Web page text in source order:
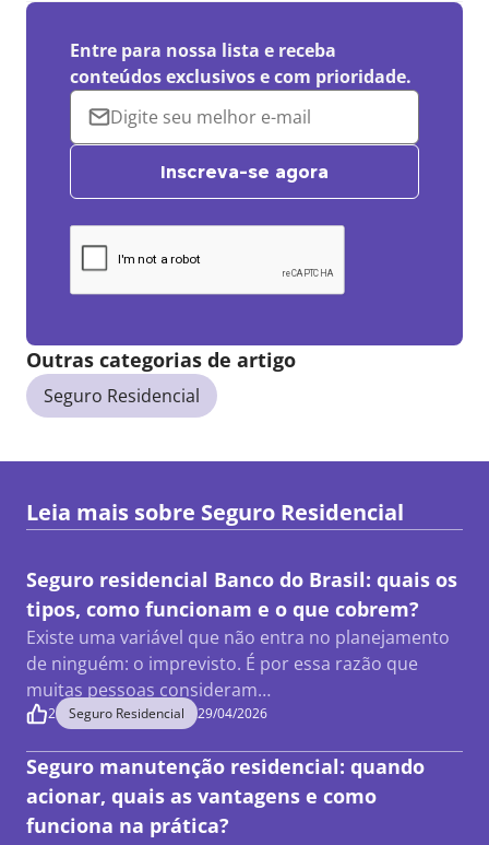
Entre para nossa lista e receba
conteúdos exclusivos e com prioridade.
Inscreva-se agora
Outras categorias de artigo
Seguro Residencial
Leia mais sobre Seguro Residencial
Seguro residencial Banco do Brasil: quais os
tipos, como funcionam e o que cobrem?
Existe uma variável que não entra no planejamento
de ninguém: o imprevisto. É por essa razão que
muitas pessoas consideram…
2 Seguro Residencial 29/04/2026
Seguro manutenção residencial: quando
acionar, quais as vantagens e como
funciona na prática?